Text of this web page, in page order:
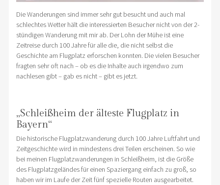
Die Wanderungen sind immer sehr gut besucht und auch mal
schlechtes Wetter hält die interessierten Besucher nicht von der 2-
stündigen Wanderung mit mir ab. Der Lohn der Mühe ist eine
Zeitreise durch 100 Jahre für alle die, die nicht selbst die
Geschichte am Flugplatz erforschen konnten. Die vielen Besucher
fragten sehr oft nach – ob es die Inhalte auch irgendwo zum
nachlesen gibt – gab es nicht – gibt es jetzt.
„Schleißheim der älteste Flugplatz in
Bayern“
Die historische Flugplatzwanderung durch 100 Jahre Luftfahrt und
Zeitgeschichte wird in mindestens drei Teilen erscheinen. So wie
bei meinen Flugplatzwanderungen in Schleißheim, ist die Größe
des Flugplatzgeländes für einen Spaziergang einfach zu groß, so
haben wir im Laufe der Zeit fünf spezielle Routen ausgearbeitet.